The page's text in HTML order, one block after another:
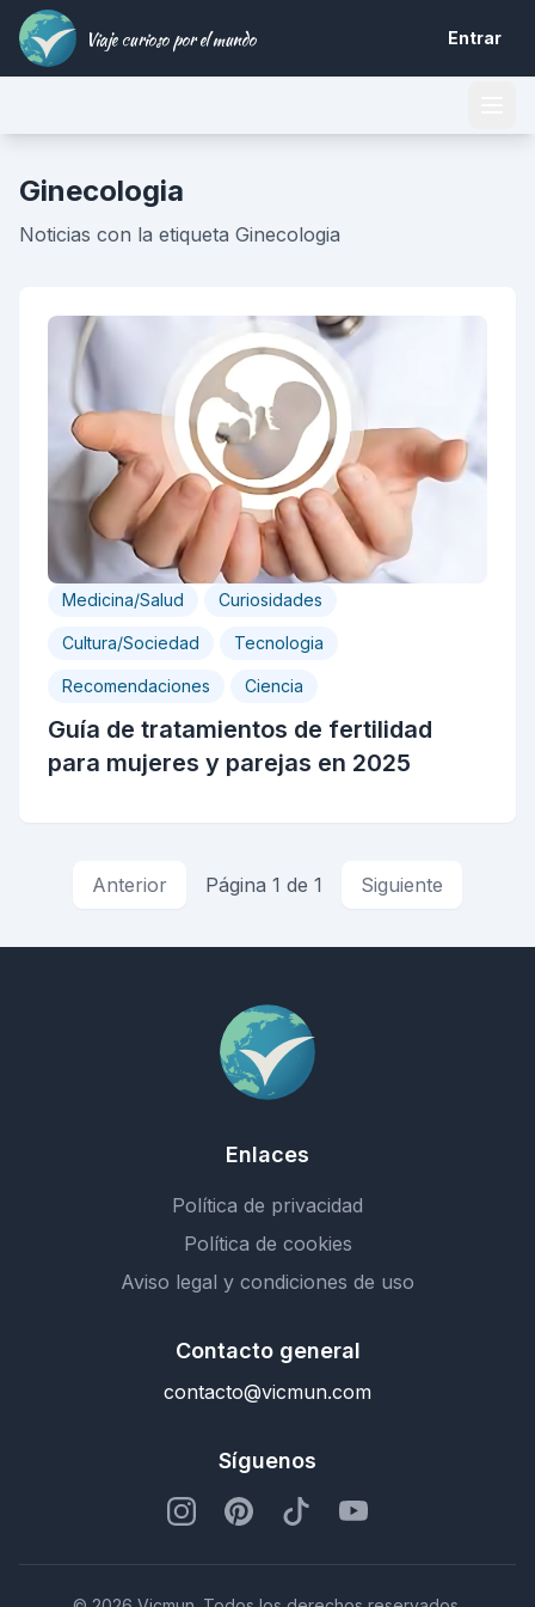
Viaje curioso por el mundo Entrar
Ginecologia
Noticias con la etiqueta Ginecologia
Medicina/Salud Curiosidades
Cultura/Sociedad Tecnologia
Recomendaciones Ciencia
Guía de tratamientos de fertilidad
para mujeres y parejas en 2025
Anterior Página 1 de 1 Siguiente
Enlaces
Política de privacidad
Política de cookies
Aviso legal y condiciones de uso
Contacto general
contacto@vicmun.com
Síguenos